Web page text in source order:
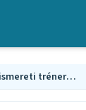
Nagy Zsolt Önismereti tréner Coach Budapest 1. kerület